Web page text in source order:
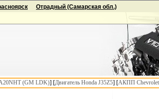
Отрадный (Самарская обл.)
(GM LDK)] [Двигатель Honda J35Z5] [АКПП Chevrolet